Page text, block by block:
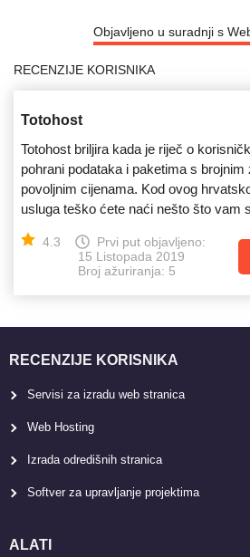
Objavljeno u suradnji s
RECENZIJE KORISNIKA
Totohost
Totohost briljira kada je riječ o
pohrani podataka i paketima s
povoljnim cijenama. Kod ovog
usluga teško ćete naći nešto što vam
4.3
Prvi put objavljeno:
15 Listopada 2019
Broj ažuriranja: 5
RECENZIJE KORISNIKA
Servisi za izradu web stranica
Web Hosting
Izrada odredišnih stranica
Softver za upravljanje projektima
ALATI